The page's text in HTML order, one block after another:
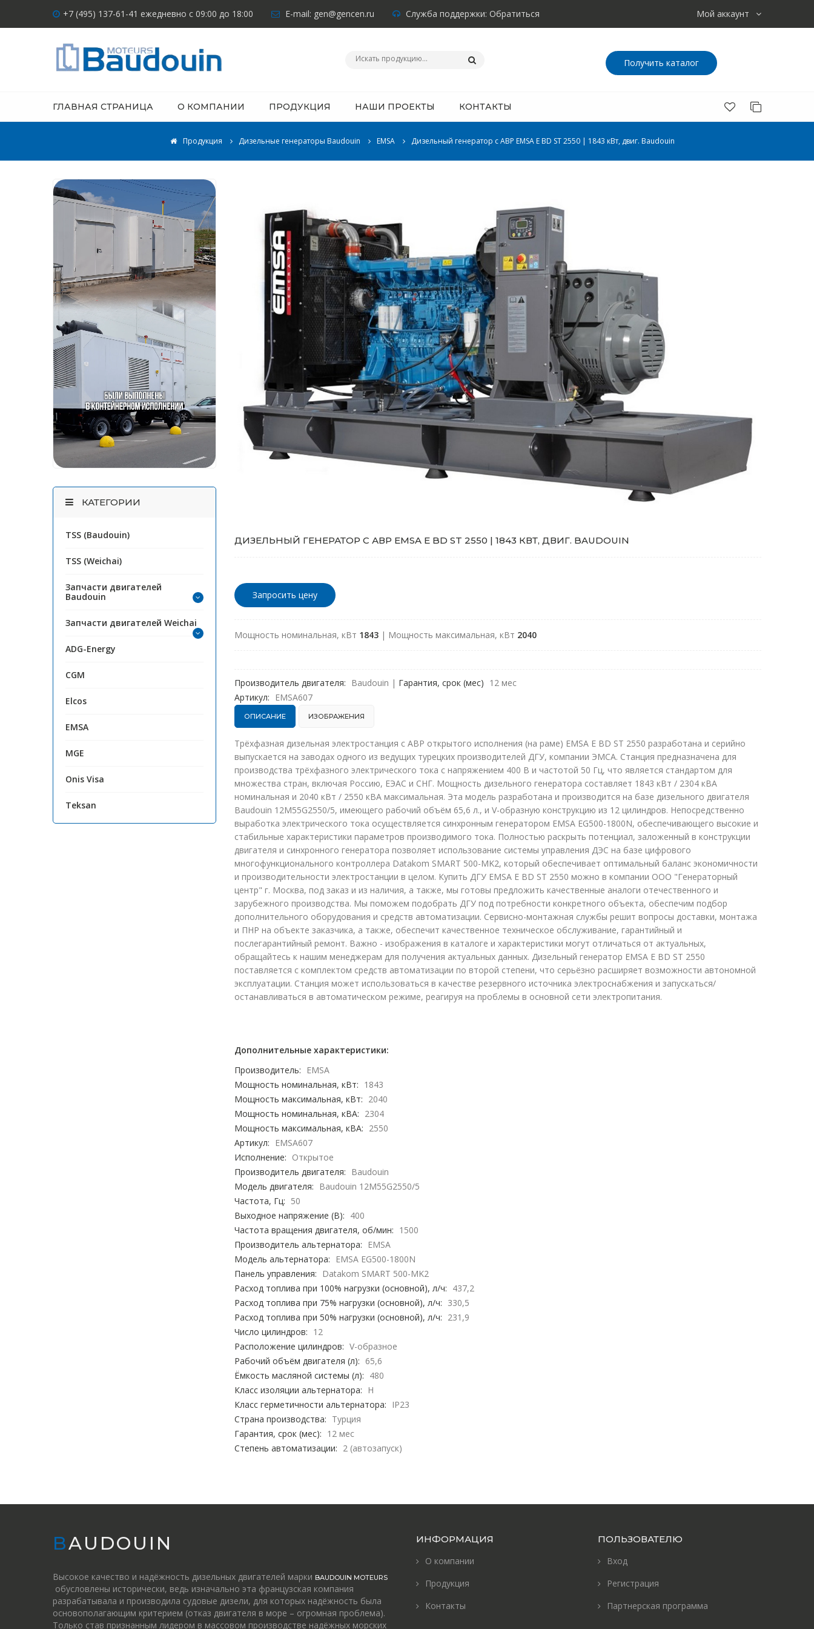
Мой аккаунт
+7 (495) 137-61-41 ежедневно с 09:00 до 18:00 E-mail: gen@gencen.ru Служба поддержки: Обратиться
Получить каталог
ГЛАВНАЯ СТРАНИЦА О КОМПАНИИ ПРОДУКЦИЯ НАШИ ПРОЕКТЫ КОНТАКТЫ
Продукция Дизельные генераторы Baudouin EMSA Дизельный генератор с АВР EMSA E BD ST 2550 | 1843 кВт, двиг. Baudouin
ДИЗЕЛЬНЫЙ ГЕНЕРАТОР С АВР EMSA E BD ST 2550 | 1843 КВТ, ДВИГ. BAUDOUIN
Запросить цену
Мощность номинальная, кВт 1843 | Мощность максимальная, кВт 2040
Производитель двигателя: Baudouin | Гарантия, срок (мес) 12 мес
Артикул:
EMSA607
ОПИСАНИЕ ИЗОБРАЖЕНИЯ
Трёхфазная дизельная электростанция с АВР открытого исполнения (на раме) EMSA E BD ST 2550 разработана и серийно
выпускается на заводах одного из ведущих турецких производителей ДГУ, компании ЭМСА. Станция предназначена для
производства трёхфазного электрического тока с напряжением 400 В и частотой 50 Гц, что является стандартом для
множества стран, включая Россию, ЕЭАС и СНГ. Мощность дизельного генератора составляет 1843 кВт / 2304 кВА
номинальная и 2040 кВт / 2550 кВА максимальная. Эта модель разработана и производится на базе дизельного двигателя
Baudouin 12M55G2550/5, имеющего рабочий объём 65,6 л., и V-образную конструкцию из 12 цилиндров. Непосредственно
выработка электрического тока осуществляется синхронным генератором EMSA EG500-1800N, обеспечивающего высокие и
стабильные характеристики параметров производимого тока. Полностью раскрыть потенциал, заложенный в конструкции
двигателя и синхронного генератора позволяет использование системы управления ДЭС на базе цифрового
многофункционального контроллера Datakom SMART 500-MK2, который обеспечивает оптимальный баланс экономичности
и производительности электростанции в целом. Купить ДГУ EMSA E BD ST 2550 можно в компании ООО "Генераторный
центр" г. Москва, под заказ и из наличия, а также, мы готовы предложить качественные аналоги отечественного и
зарубежного производства. Мы поможем подобрать ДГУ под потребности конкретного объекта, обеспечим подбор
дополнительного оборудования и средств автоматизации. Сервисно-монтажная службы решит вопросы доставки, монтажа
и ПНР на объекте заказчика, а также, обеспечит качественное техническое обслуживание, гарантийный и
послегарантийный ремонт. Важно - изображения в каталоге и характеристики могут отличаться от актуальных,
обращайтесь к нашим менеджерам для получения актуальных данных. Дизельный генератор EMSA E BD ST 2550
поставляется с комплектом средств автоматизации по второй степени, что серьёзно расширяет возможности автономной
эксплуатации. Станция может использоваться в качестве резервного источника электроснабжения и запускаться/
останавливаться в автоматическом режиме, реагируя на проблемы в основной сети электропитания.
Дополнительные характеристики:
Производитель:
EMSA
Мощность номинальная, кВт: 1843
Мощность максимальная, кВт: 2040
Мощность номинальная, кВА: 2304
Мощность максимальная, кВА: 2550
Артикул:
EMSA607
Исполнение: Открытое
Производитель двигателя:
Baudouin
Модель двигателя:
Baudouin 12M55G2550/5
Частота, Гц: 50
Выходное напряжение (В): 400
Частота вращения двигателя, об/мин: 1500
Производитель альтернатора:
EMSA
Модель альтернатора:
EMSA EG500-1800N
Панель управления:
Datakom SMART 500-MK2
Расход топлива при 100% нагрузки (основной), л/ч: 437,2
Расход топлива при 75% нагрузки (основной), л/ч: 330,5
Расход топлива при 50% нагрузки (основной), л/ч: 231,9
Число цилиндров: 12
Расположение цилиндров: V-образное
Рабочий объём двигателя (л): 65,6
Ёмкость масляной системы (л): 480
Класс изоляции альтернатора:
H
Класс герметичности альтернатора:
IP23
Страна производства: Турция
Гарантия, срок (мес): 12 мес
Степень автоматизации: 2 (автозапуск)
КАТЕГОРИИ
TSS (Baudouin)
TSS (Weichai)
Запчасти двигателей
Baudouin
Запчасти двигателей Weichai
ADG-Energy
CGM
Elcos
EMSA
MGE
Onis Visa
Teksan
BAUDOUIN
Высокое качество и надёжность дизельных двигателей марки BAUDOUIN MOTEURS
обусловлены исторически, ведь изначально эта французская компания
разрабатывала и производила судовые дизели, для которых надёжность была
основополагающим критерием (отказ двигателя в море – огромная проблема).
Только став признанным лидером в массовом производстве надёжных морских
ИНФОРМАЦИЯ
О компании
Продукция
Контакты
ПОЛЬЗОВАТЕЛЮ
Вход
Регистрация
Партнерская программа